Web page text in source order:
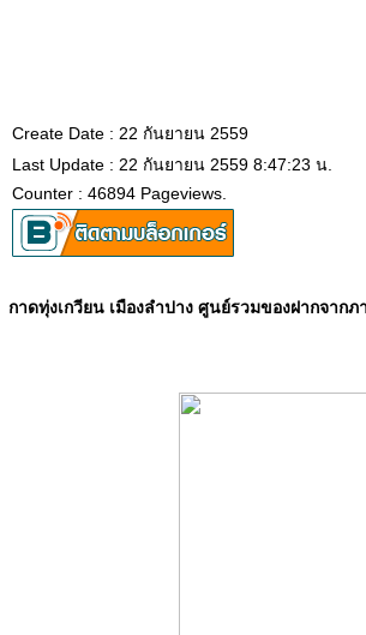
Create Date : 22 กันยายน 2559
Last Update : 22 กันยายน 2559 8:47:23 น.
Counter : 46894 Pageviews.
กาดทุ่งเกวียน เมืองลำปาง ศูนย์รวมของฝากจากภ